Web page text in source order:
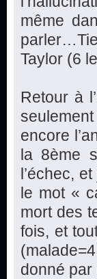
même
Taylor (6
Retour à
encore
la 8ème
l’échec,
le mot «
mort des
fois, et
donné par